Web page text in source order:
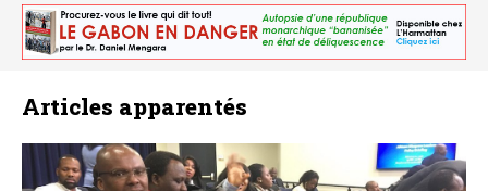
Articles apparentés